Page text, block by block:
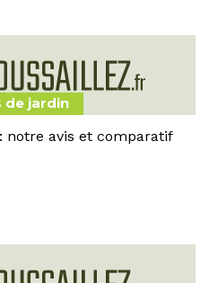
de jardin
notre avis et comparatif